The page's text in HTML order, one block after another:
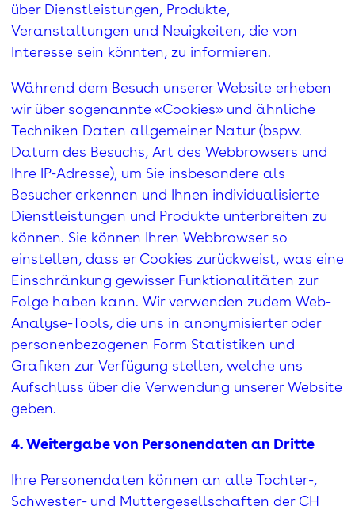
über Dienstleistungen, Produkte,
Veranstaltungen und Neuigkeiten, die von
Interesse sein könnten, zu informieren.
Während dem Besuch unserer Website erheben
wir über sogenannte «Cookies» und ähnliche
Techniken Daten allgemeiner Natur (bspw.
Datum des Besuchs, Art des Webbrowsers und
Ihre IP-Adresse), um Sie insbesondere als
Besucher erkennen und Ihnen individualisierte
Dienstleistungen und Produkte unterbreiten zu
können. Sie können Ihren Webbrowser so
einstellen, dass er Cookies zurückweist, was eine
Einschränkung gewisser Funktionalitäten zur
Folge haben kann. Wir verwenden zudem Web-
Analyse-Tools, die uns in anonymisierter oder
personenbezogenen Form Statistiken und
Grafiken zur Verfügung stellen, welche uns
Aufschluss über die Verwendung unserer Website
geben.
4. Weitergabe von Personendaten an Dritte
Ihre Personendaten können an alle Tochter-,
Schwester- und Muttergesellschaften der CH